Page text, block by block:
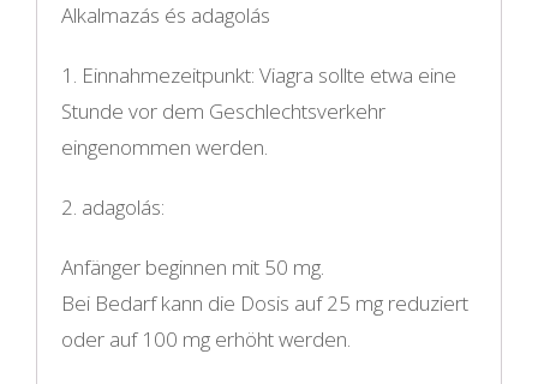
Alkalmazás és adagolás
1. Einnahmezeitpunkt: Viagra sollte etwa eine
Stunde vor dem Geschlechtsverkehr
eingenommen werden.
2. adagolás:
Anfänger beginnen mit 50 mg.
Bei Bedarf kann die Dosis auf 25 mg reduziert
oder auf 100 mg erhöht werden.